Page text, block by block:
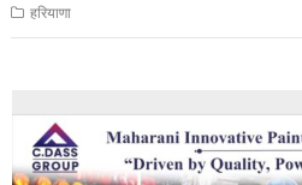
हरियाणा